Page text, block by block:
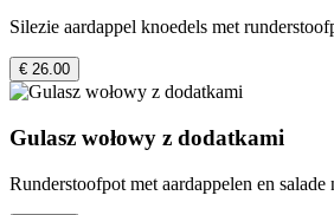
Silezie aardappel knoedels met
€ 26.00
Gulasz wołowy z dodatkami
Runderstoofpot met aardappelen en salade